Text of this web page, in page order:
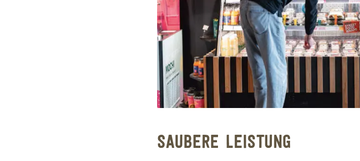
SAUBERE LEISTUNG